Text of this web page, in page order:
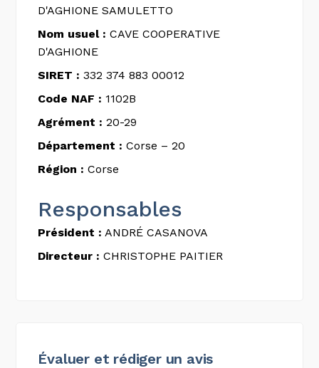
D'AGHIONE SAMULETTO
Nom usuel : CAVE COOPERATIVE
D'AGHIONE
SIRET : 332 374 883 00012
Code NAF : 1102B
Agrément : 20-29
Département : Corse – 20
Région : Corse
Responsables
Président : ANDRÉ CASANOVA
Directeur : CHRISTOPHE PAITIER
Évaluer et rédiger un avis